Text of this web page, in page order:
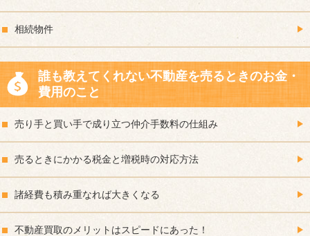
相続物件
誰も教えてくれない不動産を売るときのお金・
費用のこと
売り手と買い手で成り立つ仲介手数料の仕組み
売るときにかかる税金と増税時の対応方法
諸経費も積み重なれば大きくなる
不動産買取のメリットはスピードにあった！